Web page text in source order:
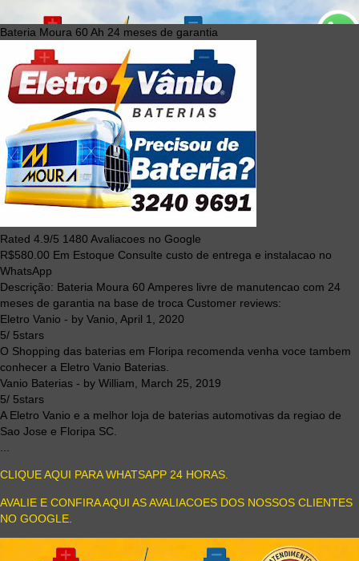
Bateria Moura 60 Ah 24 meses de garantia
Rated 4.9/5 1480 Avaliacoes no Google
R$580.00 Em Estoque Consulte custo de entrega e instalacao no
WhatsApp
Descrição: Bateria Moura 60 Amperes livre de manutencao com 24
meses de garantia na base de troca Customer reviews:
Eletro Vanio - by Vanio April 1, 2020
5/ 5stars
O Shopping das baterias em Floripa recomenda venha voce tambem
conhecer a Eletro Vanio Baterias.
Vanio Baterias - by William
March 25, 2019
5/ 5stars
A Eletro Vanio e a melhor loja de baterias automotivas da regiao de
Sao Jose e Floripa SC.
CLIQUE AQUI PARA WHATSAPP 24 HORAS.
AVALIE E CONFIRA AQUI AS AVALIACOES DOS NOSSOS CLIENTES
NO GOOGLE.